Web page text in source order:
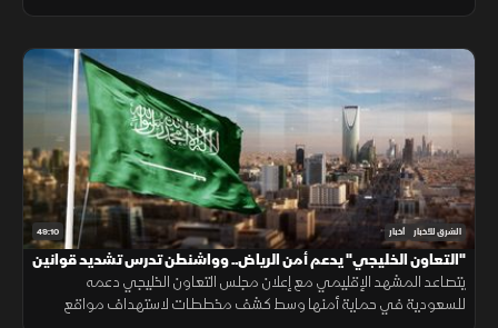
49:10 الشرق للأخبار أخبار
"التعاون الخليجي" يدعم أمن الرياض.. وواشنطن تدرس تشديد قوانين
الهجرة
يتصاعد المشهد الإقليمي مع إعلان مجلس التعاون الخليجي دعمه
للسعودية في حماية أمنها وسط كشف مخططات لاستهداف مواقع